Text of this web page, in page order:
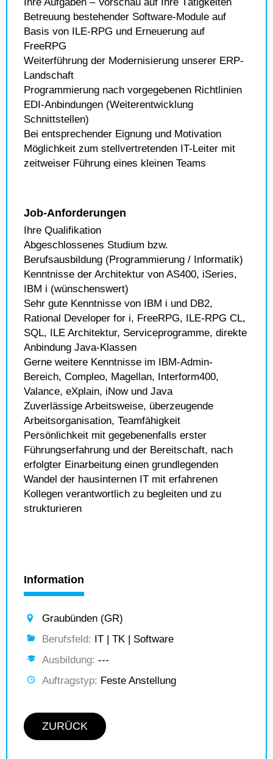
Betreuung bestehender Software-Module auf
Basis von ILE-RPG und Erneuerung auf
FreeRPG
Weiterführung der Modernisierung unserer ERP-
Landschaft
Programmierung nach vorgegebenen Richtlinien
EDI-Anbindungen (Weiterentwicklung
Schnittstellen)
Bei entsprechender Eignung und Motivation
Möglichkeit zum stellvertretenden IT-Leiter mit
zeitweiser Führung eines kleinen Teams
Job-Anforderungen
Ihre Qualifikation
Abgeschlossenes Studium bzw.
Berufsausbildung (Programmierung / Informatik)
Kenntnisse der Architektur von AS400, iSeries,
IBM i (wünschenswert)
Sehr gute Kenntnisse von IBM i und DB2,
Rational Developer for i, FreeRPG, ILE-RPG CL,
SQL, ILE Architektur, Serviceprogramme, direkte
Anbindung Java-Klassen
Gerne weitere Kenntnisse im IBM-Admin-
Bereich, Compleo, Magellan, Interform400,
Valance, eXplain, iNow und Java
Zuverlässige Arbeitsweise, überzeugende
Arbeitsorganisation, Teamfähigkeit
Persönlichkeit mit gegebenenfalls erster
Führungserfahrung und der Bereitschaft, nach
erfolgter Einarbeitung einen grundlegenden
Wandel der hausinternen IT mit erfahrenen
Kollegen verantwortlich zu begleiten und zu
strukturieren
Information
Graubünden (GR)
Berufsfeld: IT | TK | Software
Ausbildung: ---
Auftragstyp: Feste Anstellung
ZURÜCK